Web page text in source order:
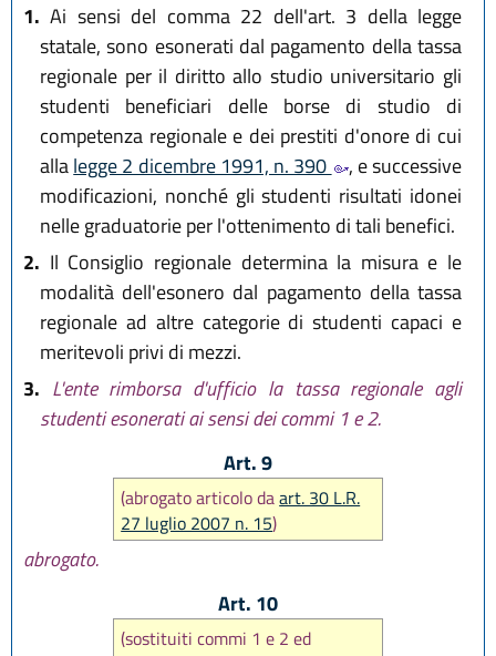
1. Ai sensi del comma 22 dell'art. 3 della legge
statale, sono esonerati dal pagamento della tassa
regionale per il diritto allo studio universitario gli
studenti beneficiari delle borse di studio di
competenza regionale e dei prestiti d'onore di cui
allalegge 2 dicembre 1991, n. 390
, e successive
modificazioni, nonché gli studenti risultati idonei
nelle graduatorie per l'ottenimento di tali benefici.
2. Il Consiglio regionale determina la misura e le
modalità dell'esonero dal pagamento della tassa
regionale ad altre categorie di studenti capaci e
meritevoli privi di mezzi.
3. L'ente rimborsa d'ufficio la tassa regionale agli
studenti esonerati ai sensi dei commi 1 e 2.
Art. 9
(abrogato articolo daart. 30 L.R.
27 luglio 2007 n. 15)
abrogato.
Art. 10
(sostituiti commi 1 e 2 ed